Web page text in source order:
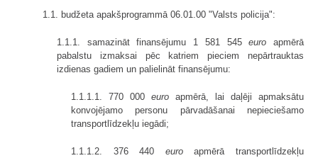
1.1. budžeta apakšprogrammā 06.01.00 "Valsts policija":
1.1.1. samazināt finansējumu 1 581 545euro apmērā
pabalstu izmaksai pēc katriem pieciem nepārtrauktas
izdienas gadiem un palielināt finansējumu:
1.1.1.1. 770 000 euro apmērā, lai daļēji apmaksātu
konvojējamo personu pārvadāšanai nepieciešamo
transportlīdzekļu iegādi;
1.1.1.2. 376 440 euroapmērā transportlīdzekļu